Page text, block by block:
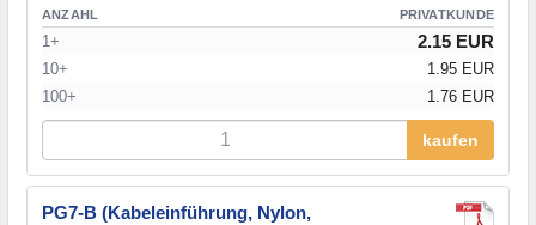
ANZAHL PRIVATKUNDE
1+ 2.15 EUR
10+
1.95 EUR
100+
1.76 EUR
kaufen
PG7-B (Kabeleinführung, Nylon,